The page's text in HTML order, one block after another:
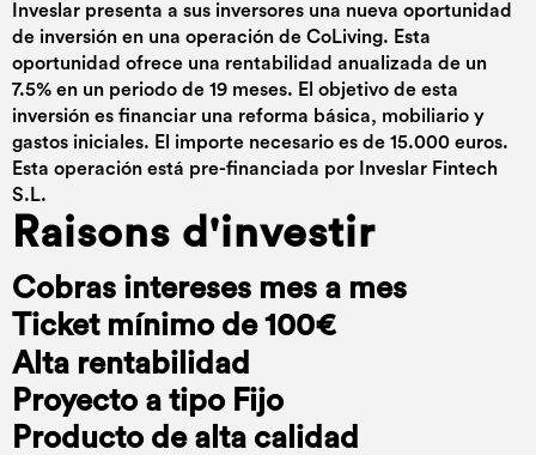
Inveslar presenta a sus inversores una nueva oportunidad
de inversión en una operación de CoLiving. Esta
oportunidad ofrece una rentabilidad anualizada de un
7.5% en un periodo de 19 meses. El objetivo de esta
inversión es financiar una reforma básica, mobiliario y
gastos iniciales. El importe necesario es de 15.000 euros.
Esta operación está pre-financiada por Inveslar Fintech
S.L.
Raisons d'investir
Cobras intereses mes a mes
Ticket mínimo de 100€
Alta rentabilidad
Proyecto a tipo Fijo
Producto de alta calidad